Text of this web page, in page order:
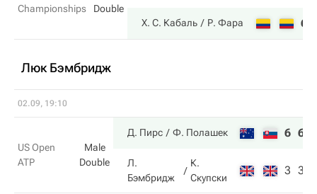
Championships
Double
Х. С. Кабаль Р. Фара 6
Люк Бэмбридж
02.09, 19:10
US Open
ATP
Male
Double
Д. Пирс Ф. Полашек 6 6
Л.
Бэмбридж
К.
Скупски
3 3